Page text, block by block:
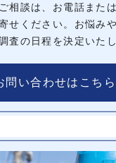
相談は、お電話また
せください。お悩み
査の日程を決定いたし
問い合わせはこちら